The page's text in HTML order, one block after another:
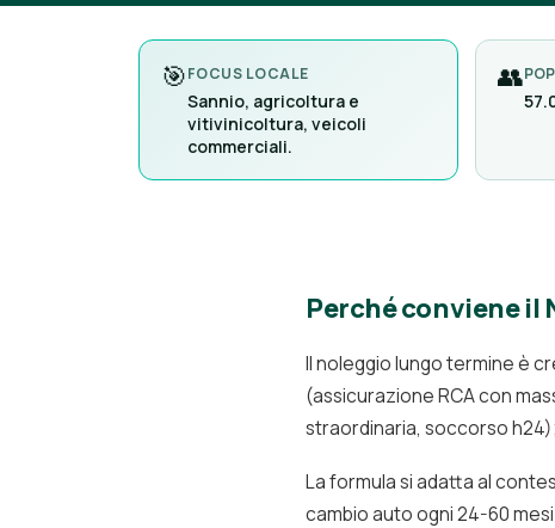
🎯FOCUS LOCALE
Sannio, agricoltura e
vitivinicoltura, veicoli
commerciali.
👥
Perché conviene il
Il noleggio lungo termine è
(assicurazione RCA con
straordinaria, soccorso
La formula si adatta al
cambio auto ogni 24-60